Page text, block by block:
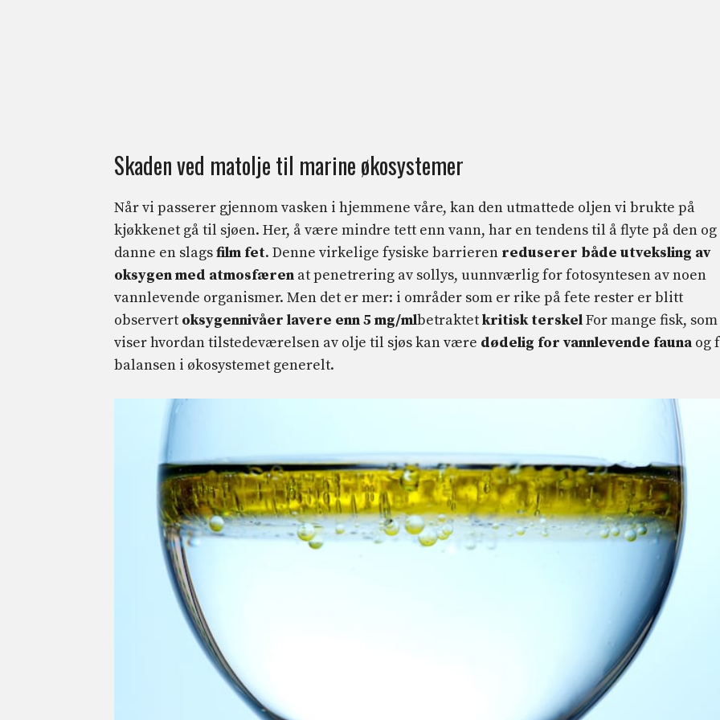
Skaden ved matolje til marine økosystemer
Når vi passerer gjennom vasken i hjemmene våre, kan den utmattede oljen vi brukte på
kjøkkenet gå til sjøen. Her, å være mindre tett enn vann, har en tendens til å flyte på den og
danne en slagsfilm fet. Denne virkelige fysiske barrieren reduserer både utveksling av
oksygen med atmosfæren at penetrering av sollys, uunnværlig for fotosyntesen av noen
vannlevende organismer. Men det er mer: i områder som er rike på fete rester er blitt
observert oksygennivåer lavere enn 5 mg/mlbetraktetkritisk terskelFor mange fisk, som
viser hvordan tilstedeværelsen av olje til sjøs kan være dødelig for vannlevende fauna og
balansen i økosystemet generelt.